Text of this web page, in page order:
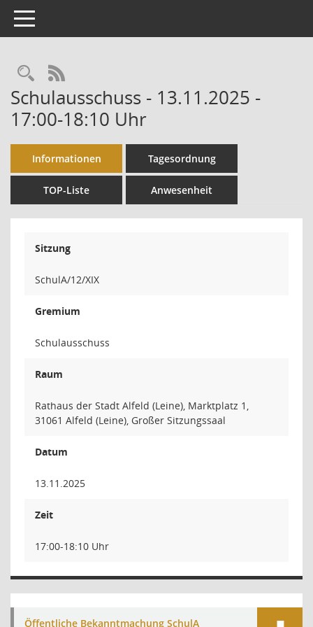
Toggle navigation
Rechercheauswahl
RSS-Feed
Schulausschuss - 13.11.2025 -
17:00-18:10 Uhr
Informationen Tagesordnung
TOP-Liste Anwesenheit
Sitzung
SchulA/12/XIX
Gremium
Schulausschuss
Raum
Rathaus der Stadt Alfeld (Leine), Marktplatz 1,
31061 Alfeld (Leine), Großer Sitzungssaal
Datum
13.11.2025
Zeit
17:00-18:10 Uhr
Öffentliche Bekanntmachung SchulA